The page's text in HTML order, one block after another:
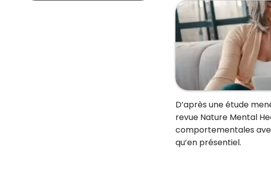
D’après une étude
revue Nature Mental
comportementales
qu’en présentiel.